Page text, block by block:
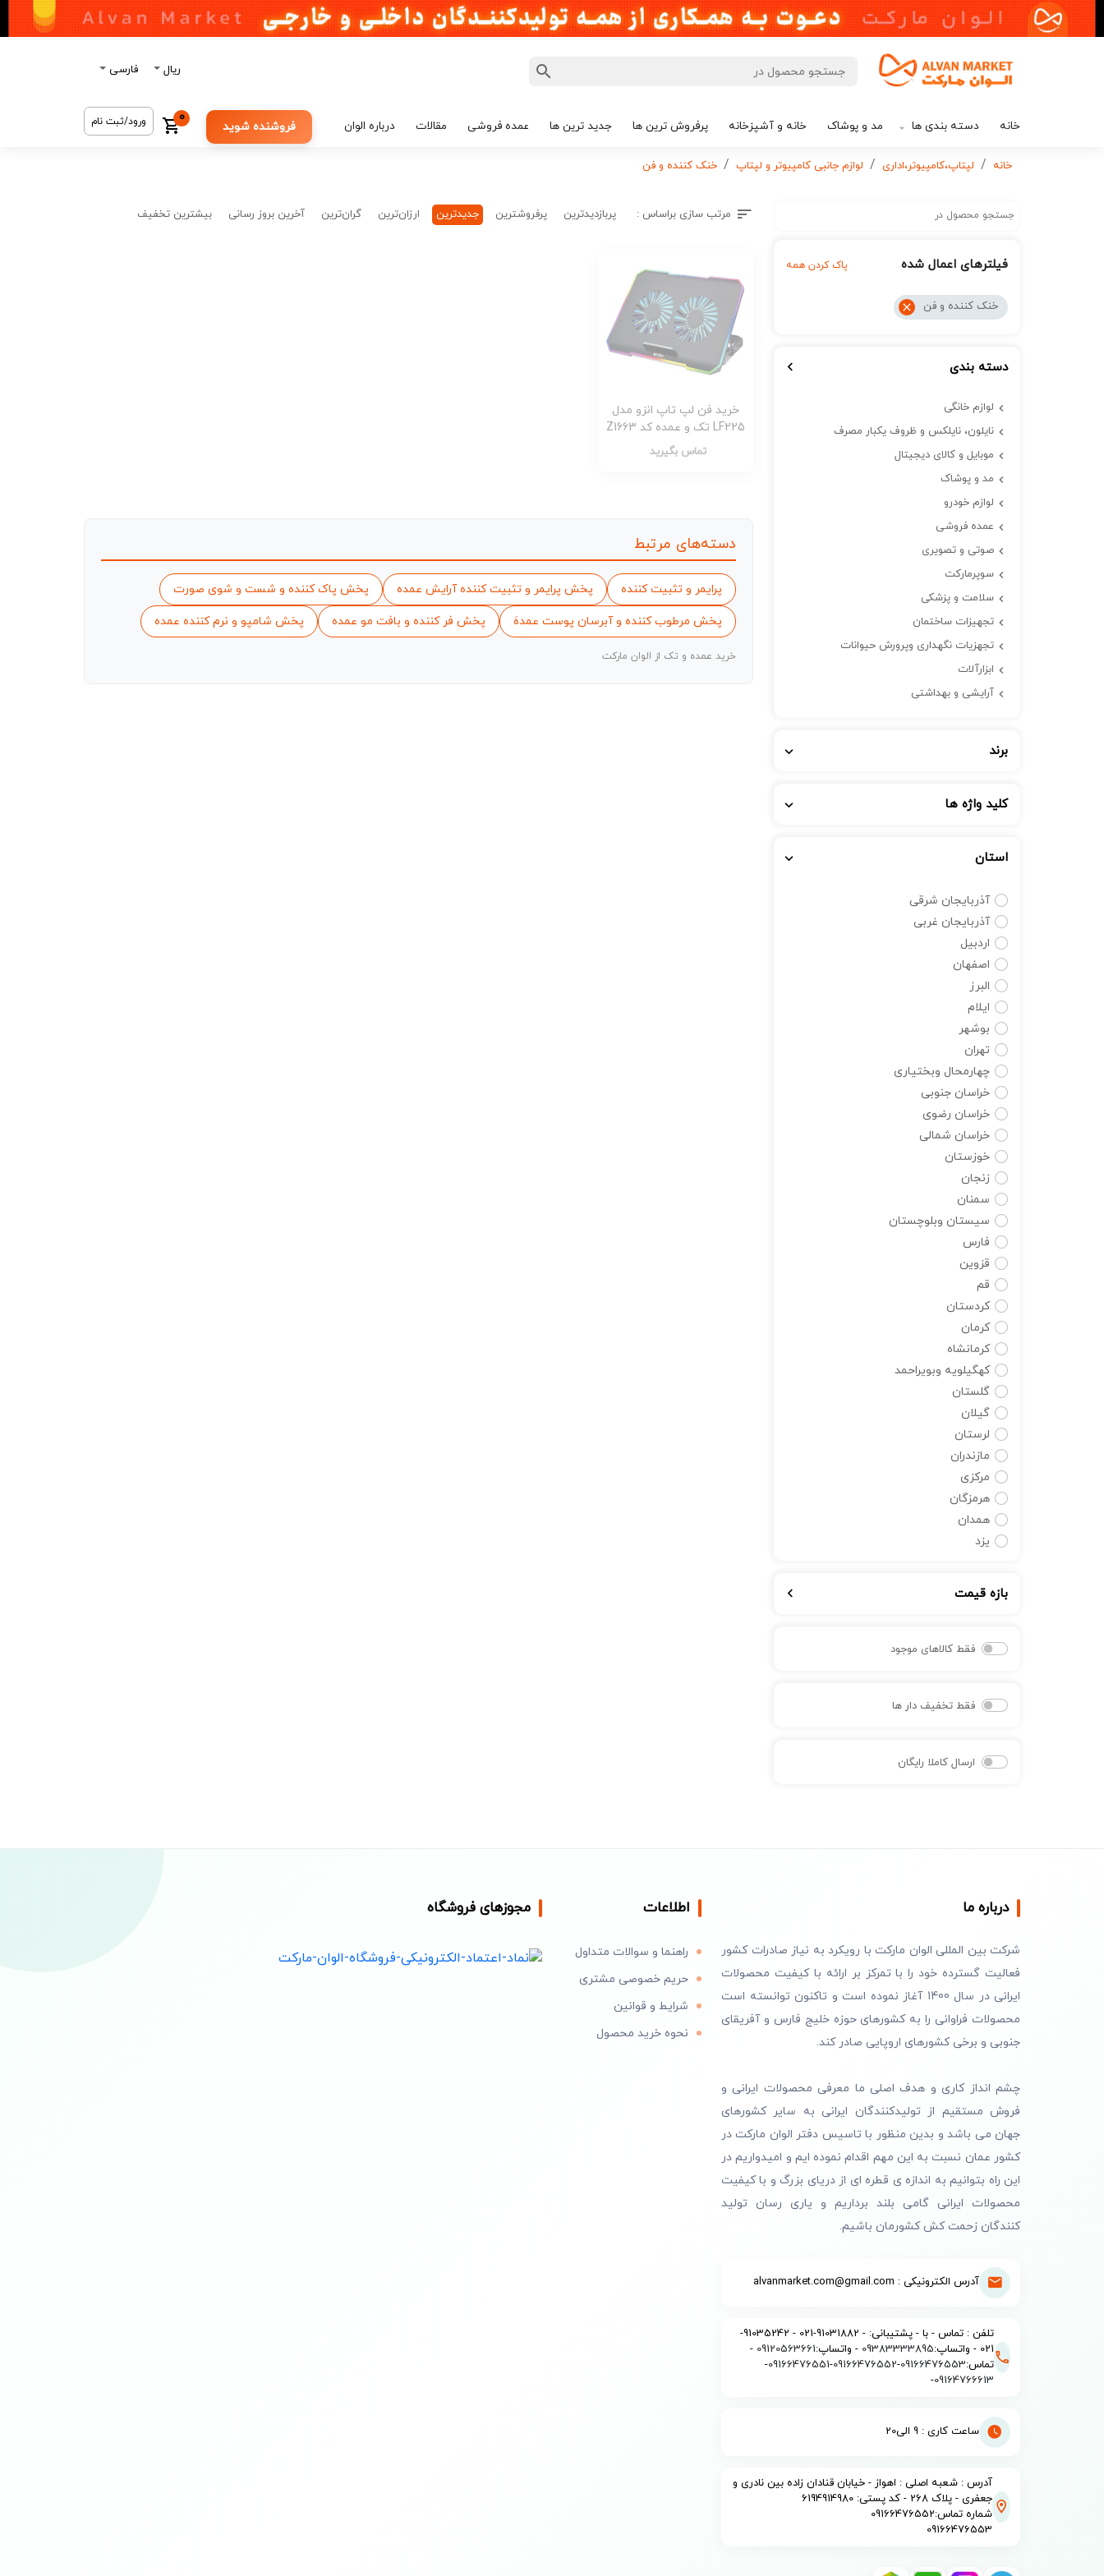
ریال فارسی
خانه دسته بندی ها مد و پوشاک خانه و آشپزخانه پرفروش ترین ها جدید ترین ها عمده فروشی مقالات درباره الوان فروشنده شوید
0 ورود/ثبت نام
خانه لپتاپ،کامپیوتر،اداری لوازم جانبی کامپیوتر و لپتاپ خنک کننده و فن
فیلترهای اعمال شده پاک کردن همه
خنک کننده و فن
دسته بندی
لوازم خانگی
نایلون، نایلکس و ظروف یکبار مصرف
موبایل و کالای دیجیتال
مد و پوشاک
لوازم خودرو
عمده فروشی
صوتی و تصویری
سوپرمارکت
سلامت و پزشکی
تجهیزات ساختمان
تجهزیات نگهداری وپرورش حیوانات
ابزارآلات
آرایشی و بهداشتی
برند
کلید واژه ها
استان
آذربایجان شرقی
آذربایجان غربی
اردبیل
اصفهان
البرز
ایلام
بوشهر
تهران
چهارمحال وبختیاری
خراسان جنوبی
خراسان رضوی
خراسان شمالی
خوزستان
زنجان
سمنان
سیستان وبلوچستان
فارس
قزوین
قم
کردستان
کرمان
کرمانشاه
کهگیلویه وبویراحمد
گلستان
گیلان
لرستان
مازندران
مرکزی
هرمزگان
همدان
یزد
بازه قیمت
فقط کالاهای موجود
فقط تخفیف دار ها
ارسال کاملا رایگان
مرتب سازی براساس : پربازدیدترین پرفروشترین جدیدترین ارزان‌ترین گران‌ترین آخرین بروز رسانی بیشترین تخفیف
خرید فن لپ تاپ انزو مدل
LF225 تک و عمده کد Z1663
تماس بگیرید
دسته‌های مرتبط
پرایمر و تثبیت کننده پخش پرایمر و تثبیت کننده آرایش عمده پخش پاک کننده و شست و شوی صورت
پخش مرطوب کننده و آبرسان پوست عمدهَ پخش فر کننده و بافت مو عمده پخش شامپو و نرم کننده عمده
خرید عمده و تک از الوان مارکت
درباره ما
شرکت بین المللی الوان مارکت با رویکرد به نیاز صادرات کشور
فعالیت گسترده خود را با تمرکز بر ارائه با کیفیت محصولات
ایرانی در سال 1400 آغاز نموده است و تاکنون توانسته است
محصولات فراوانی را به کشورهای حوزه خلیج فارس و آفریقای
جنوبی و برخی کشورهای اروپایی صادر کند.
چشم انداز کاری و هدف اصلی ما معرفی محصولات ایرانی و
فروش مستقیم از تولیدکنندگان ایرانی به سایر کشورهای
جهان می باشد و بدین منظور با تاسیس دفتر الوان مارکت در
کشور عمان نسبت به این مهم اقدام نموده ایم و امیدواریم در
این راه بتوانیم به اندازه ی قطره ای از دریای بزرگ و با کیفیت
محصولات ایرانی گامی بلند برداریم و یاری رسان تولید
کنندگان زحمت کش کشورمان باشیم.
آدرس الکترونیکی : alvanmarket.com@gmail.com
تلفن : تماس - با - پشتیبانی: - 91031882-021 - 91035242-
021 - واتساپ:
09383333895 - واتساپ:09120563661
-
تماس:09166476553
-
09166476552
-
09166476551
-
09164766613
-
ساعت کاری : 9 الی20
آدرس : شعبه اصلی : اهواز - خیابان قنادان زاده بین نادری و
جعفری - پلاک 268 - کد پستی: 6194914980
شماره تماس:09166476552
09166476553
اطلاعات
راهنما و سوالات متداول
حریم خصوصی مشتری
شرایط و قوانین
نحوه خرید محصول
مجوزهای فروشگاه